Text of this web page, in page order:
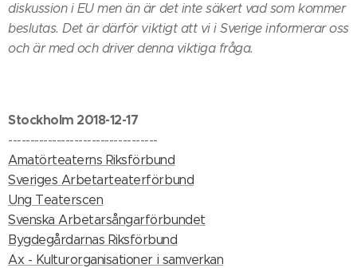
diskussion i EU men än är det inte säkert vad som kommer
beslutas. Det är därför viktigt att vi i Sverige informerar oss
och är med och driver denna viktiga fråga.
Stockholm 2018-12-17
----------------------------------
Amatörteaterns Riksförbund
Sveriges Arbetarteaterförbund
Ung Teaterscen
Svenska Arbetarsångarförbundet
Bygdegårdarnas Riksförbund
Ax - Kulturorganisationer i samverkan